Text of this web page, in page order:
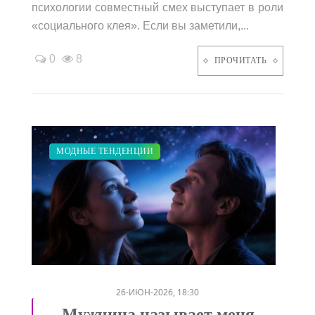
психологии совместный смех выступает в роли
«социального клея». Если вы заметили,...
0 8 ПРОЧИТАТЬ
ДИЕТА
ЗАКУПКИ ПО МОДЕ
ПОКАЗЫ
/
СВАДЬБА
МОДНЫЕ ТЕНДЕНЦИИ
26-ИЮН-2026, 18:30